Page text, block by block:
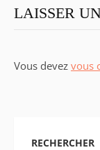
LAISSER
Vous devez vous
RECHERCHER